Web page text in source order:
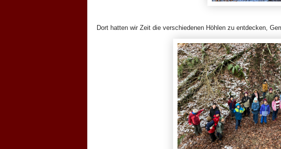
Dort hatten wir Zeit die verschiedenen Höhlen zu entdecken,